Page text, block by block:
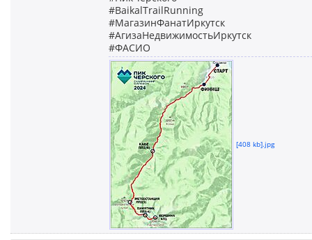
#BaikalTrailRunning
#МагазинФанатИркутск
#АгизаНедвижимостьИркутск
#ФАСИО
[408 kb].jpg